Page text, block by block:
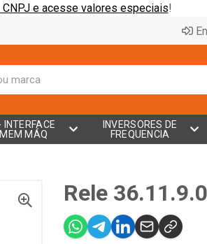
CNPJ e acesse valores especiais!
INTERFACE
MÁQ
INVERSORES DE
FREQUENCIA
Rele